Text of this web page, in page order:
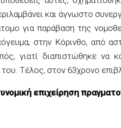
και άγνωστο
για παράβαση της
στην Κόρινθο, από
γιατί διαπιστώθηκε να
Τέλος, στον 63χρονο
επιχείρηση